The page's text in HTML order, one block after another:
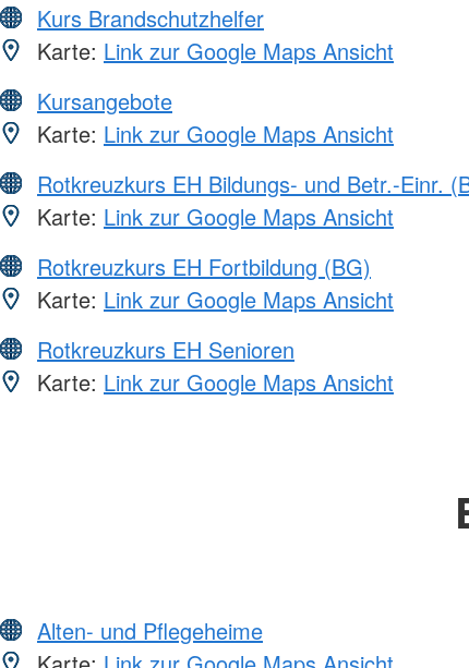
Kurs Brandschutzhelfer
Karte: Link zur Google Maps Ansicht
Kursangebote
Karte: Link zur Google Maps Ansicht
Rotkreuzkurs EH Bildungs- und Betr.-Einr.
Karte: Link zur Google Maps Ansicht
Rotkreuzkurs EH Fortbildung (BG)
Karte: Link zur Google Maps Ansicht
Rotkreuzkurs EH Senioren
Karte: Link zur Google Maps Ansicht
Alten- und Pflegeheime